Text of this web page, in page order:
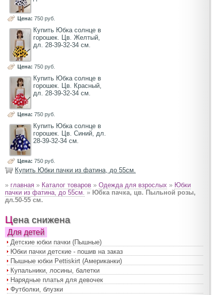
Цена: 750 руб.
Купить Юбка солнце в
горошек. Цв. Желтый,
дл. 28-39-32-34 см.
Цена: 750 руб.
Купить Юбка солнце в
горошек. Цв. Красный,
дл. 28-39-32-34 см.
Цена: 750 руб.
Купить Юбка солнце в
горошек. Цв. Синий, дл.
28-39-32-34 см.
Цена: 750 руб.
Купить Юбки пачки из фатина, до 55см.
» главная » Каталог товаров » Одежда для взрослых » Юбки
пачки из фатина, до 55см. » Юбка пачка, цв. Пыльной розы,
дл.50-55 см.
Цена снижена
Для детей
Детские юбки пачки (Пышные)
Юбки пачки детские - пошив на заказ
Пышные юбки Pettiskirt (Американки)
Купальники, лосины, балетки
Нарядные платья для девочек
Футболки, блузки